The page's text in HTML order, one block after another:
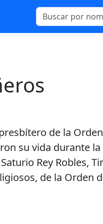
de la
su vida durante
Rey Robles,
de la Orden